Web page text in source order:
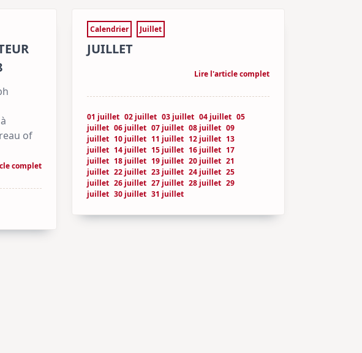
of
complet
Calendrier Juillet
JUILLET
Lire l'article complet
01 juillet 02 juillet 03 juillet 04 juillet 05
juillet 06 juillet 07 juillet 08 juillet 09
juillet 10 juillet 11 juillet 12 juillet 13
juillet 14 juillet 15 juillet 16 juillet 17
juillet 18 juillet 19 juillet 20 juillet 21
juillet 22 juillet 23 juillet 24 juillet 25
juillet 26 juillet 27 juillet 28 juillet 29
juillet 30 juillet 31 juillet